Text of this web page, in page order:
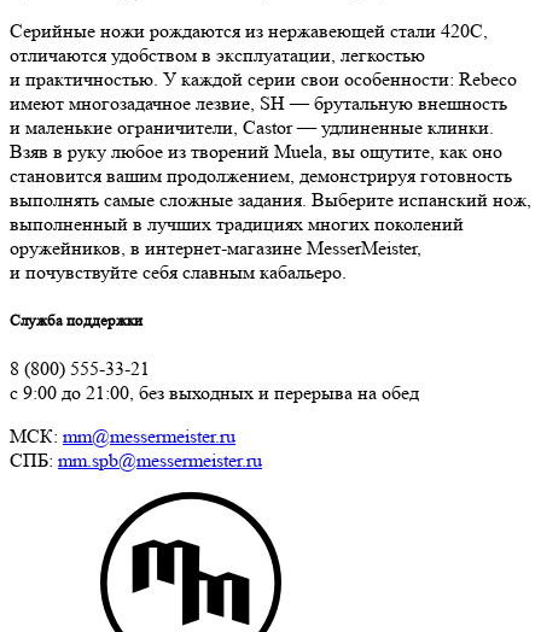
Серийные ножи рождаются из нержавеющей стали 420С,
отличаются удобством в эксплуатации, легкостью
и практичностью. У каждой серии свои особенности: Rebeco
имеют многозадачное лезвие, SH — брутальную внешность
и маленькие ограничители, Castor — удлиненные клинки.
Взяв в руку любое из творений Muela, вы ощутите, как оно
становится вашим продолжением, демонстрируя готовность
выполнять самые сложные задания. Выберите испанский нож,
выполненный в лучших традициях многих поколений
оружейников, в интернет-магазине MesserMeister,
и почувствуйте себя славным кабальеро.
Служба поддержки
8 (800) 555-33-21
с 9:00 до 21:00, без выходных и перерыва на обед
МСК: mm@messermeister.ru
СПБ: mm.spb@messermeister.ru